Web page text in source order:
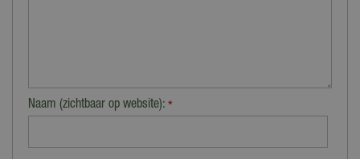
Naam (zichtbaar op website): *